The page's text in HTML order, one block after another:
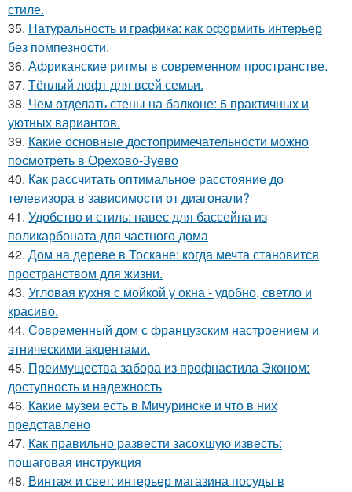
стиле.
35. Натуральность и графика: как оформить интерьер
без помпезности.
36. Африканские ритмы в современном пространстве.
37. Тёплый лофт для всей семьи.
38. Чем отделать стены на балконе: 5 практичных и
уютных вариантов.
39. Какие основные достопримечательности можно
посмотреть в Орехово-Зуево
40. Как рассчитать оптимальное расстояние до
телевизора в зависимости от диагонали?
41. Удобство и стиль: навес для бассейна из
поликарбоната для частного дома
42. Дом на дереве в Тоскане: когда мечта становится
пространством для жизни.
43. Угловая кухня с мойкой у окна - удобно, светло и
красиво.
44. Современный дом с французским настроением и
этническими акцентами.
45. Преимущества забора из профнастила Эконом:
доступность и надежность
46. Какие музеи есть в Мичуринске и что в них
представлено
47. Как правильно развести засохшую известь:
пошаговая инструкция
48. Винтаж и свет: интерьер магазина посуды в